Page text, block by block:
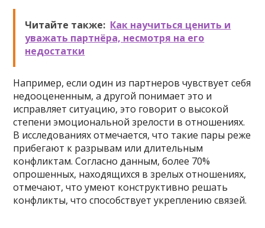
Читайте также: Как научиться ценить и
уважать партнёра, несмотря на его
недостатки
Например, если один из партнеров чувствует себя
недооцененным, а другой понимает это и
исправляет ситуацию, это говорит о высокой
степени эмоциональной зрелости в отношениях.
В исследованиях отмечается, что такие пары реже
прибегают к разрывам или длительным
конфликтам. Согласно данным, более 70%
опрошенных, находящихся в зрелых отношениях,
отмечают, что умеют конструктивно решать
конфликты, что способствует укреплению связей.